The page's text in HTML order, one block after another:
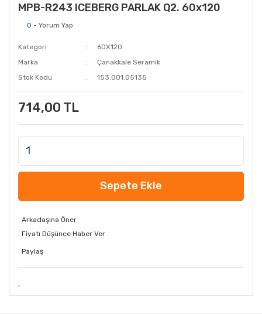
MPB-R243 ICEBERG PARLAK Q2. 60x120
0 - Yorum Yap
Kategori
60X120
Marka
Çanakkale Seramik
Stok Kodu
153.001.05135
714,00 TL
Sepete Ekle
Arkadaşına Öner
Fiyatı Düşünce Haber Ver
Paylaş